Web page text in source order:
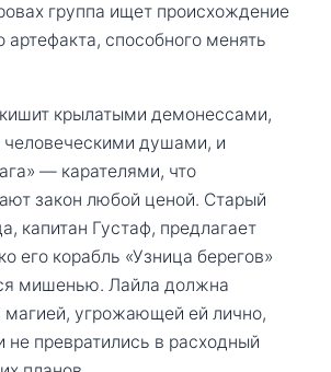
группа ищет происхождение
артефакта, способного менять
крылатыми демонессами,
душами, и
— карателями, что
закон любой ценой. Старый
капитан Густаф, предлагает
его корабль «Узница берегов»
мишенью. Лайла должна
магией, угрожающей ей лично,
не превратились в расходный